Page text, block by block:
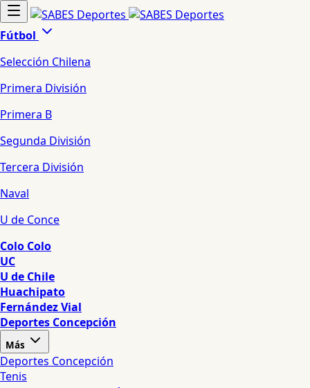
Fútbol
Selección Chilena
Primera División
Primera B
Segunda División
Tercera División
Naval
U de Conce
Colo Colo
UC
U de Chile
Huachipato
Fernández Vial
Deportes Concepción
Más
Deportes Concepción
Tenis